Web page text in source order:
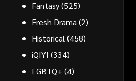
Fantasy(525)
Fresh Drama (2)
Historical (458)
iQIYI (334)
LGBTQ+ (4)